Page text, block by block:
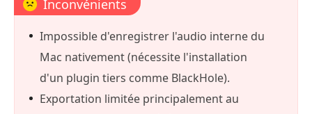
Inconvénients
Impossible d'enregistrer l'audio interne du
Mac nativement (nécessite l'installation
d'un plugin tiers comme BlackHole).
Exportation limitée principalement au